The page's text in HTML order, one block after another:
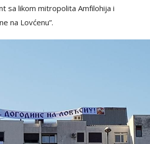
sa likom mitropolita Amfilohija i
na Lovćenu”.